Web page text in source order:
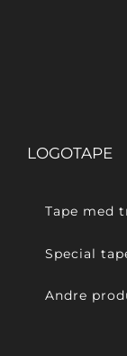
LOGOTAPE
Tape med
Special
Andre